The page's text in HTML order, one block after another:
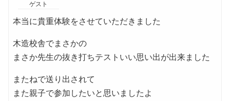
ゲスト
本当に貴重体験をさせていただきました
木造校舎でまさかの
まさか先生の抜き打ちテストいい思い出が出来ました
またねで送り出されて
また親子で参加したいと思いましたよ